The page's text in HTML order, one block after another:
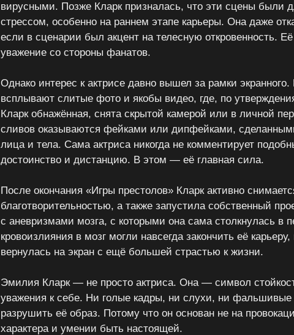
вирусными. Позже Кларк призналась, что эти сцены были
стрессом, особенно на раннем этапе карьеры. Она даже
если в сценарии был акцент на телесную откровенность.
уважение со стороны фанатов.
Однако интерес к актрисе давно вышел за рамки экранного.
всплывают слитые фото и якобы видео, где, по
Кларк обнажённая, снята скрытой камерой или в личной
сливов оказываются фейками или дипфейками,
лица и тела. Сама актриса никогда не комментирует
достоинство и дистанцию. В этом — её главная сила.
После окончания «Игры престолов» Кларк активно
благотворительностью, а также запустила собственный
с аневризмами мозга, с которыми она сама столкнулась в
кровоизлияния в мозг могли навсегда закончить её
вернулась на экран с ещё большей страстью к жизни.
Эмилия Кларк — не просто актриса. Она — символ
уважения к себе. Ни голые кадры, ни слухи, ни фальшивые
разрушить её образ. Потому что он основан не на
характера и умении быть настоящей.